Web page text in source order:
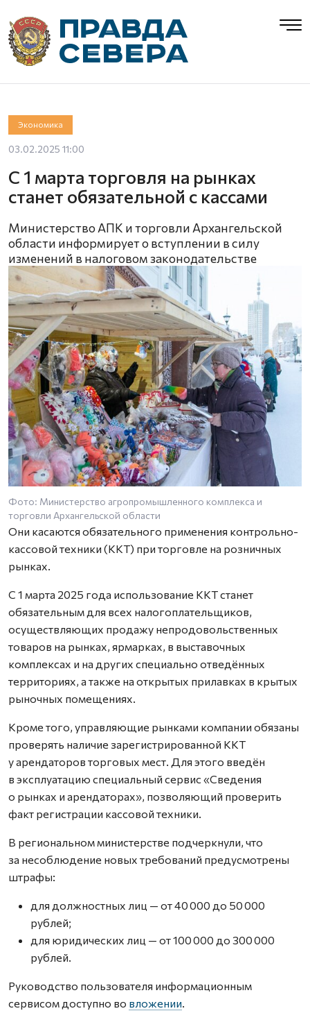
Экономика
03.02.2025 11:00
С 1 марта торговля на рынках
станет обязательной с кассами
Министерство АПК и торговли Архангельской
области информирует о вступлении в силу
изменений в налоговом законодательстве
Фото: Министерство агропромышленного комплекса и
торговли Архангельской области
Они касаются обязательного применения контрольно-
кассовой техники (ККТ) при торговле на розничных
рынках.
С 1 марта 2025 года использование ККТ станет
обязательным для всех налогоплательщиков,
осуществляющих продажу непродовольственных
товаров на рынках, ярмарках, в выставочных
комплексах и на других специально отведённых
территориях, а также на открытых прилавках в крытых
рыночных помещениях.
Кроме того, управляющие рынками компании обязаны
проверять наличие зарегистрированной ККТ
у арендаторов торговых мест. Для этого введён
в эксплуатацию специальный сервис «Сведения
о рынках и арендаторах», позволяющий проверить
факт регистрации кассовой техники.
В региональном министерстве подчеркнули, что
за несоблюдение новых требований предусмотрены
штрафы:
для должностных лиц — от 40 000 до 50 000
рублей;
для юридических лиц — от 100 000 до 300 000
рублей.
Руководство пользователя информационным
сервисом доступно во вложении.